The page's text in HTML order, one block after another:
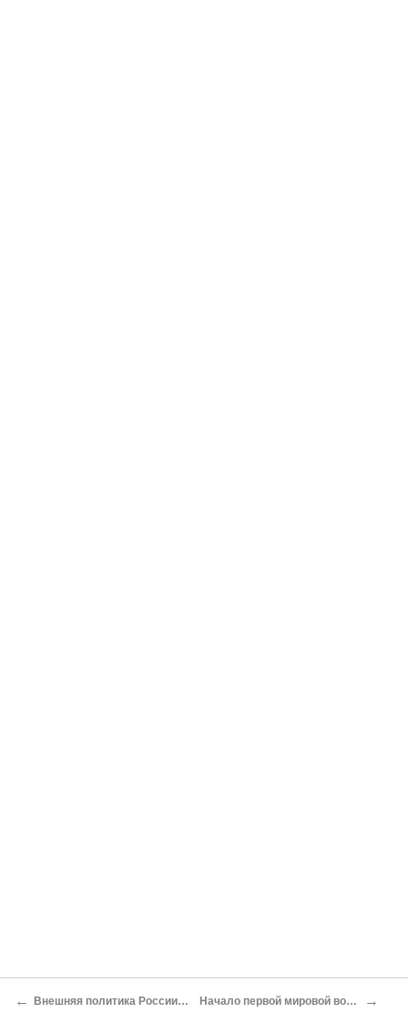
← Внешняя политика России во второй половине 90 — начале 900-х годов. Русско-японская война Начало первой мировой войны. Военные действия ка Восточном фронте в 1914 — феврале 1917 г →